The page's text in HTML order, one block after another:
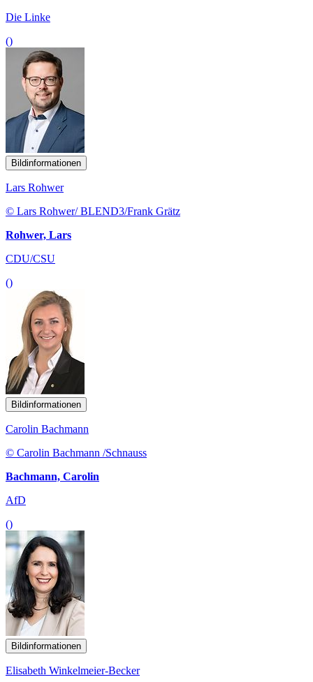
Die Linke
()
Bildinformationen
Lars Rohwer
© Lars Rohwer/ BLEND3/Frank Grätz
Rohwer, Lars
CDU/CSU
()
Bildinformationen
Carolin Bachmann
© Carolin Bachmann /Schnauss
Bachmann, Carolin
AfD
()
Bildinformationen
Elisabeth Winkelmeier-Becker